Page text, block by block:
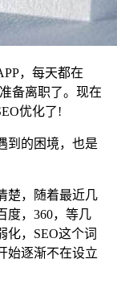
，每天都在
备离职了。现在
优化了!
到的困境，也是
楚，随着最近几
度，360，等几
化，SEO这个词
始逐渐不在设立